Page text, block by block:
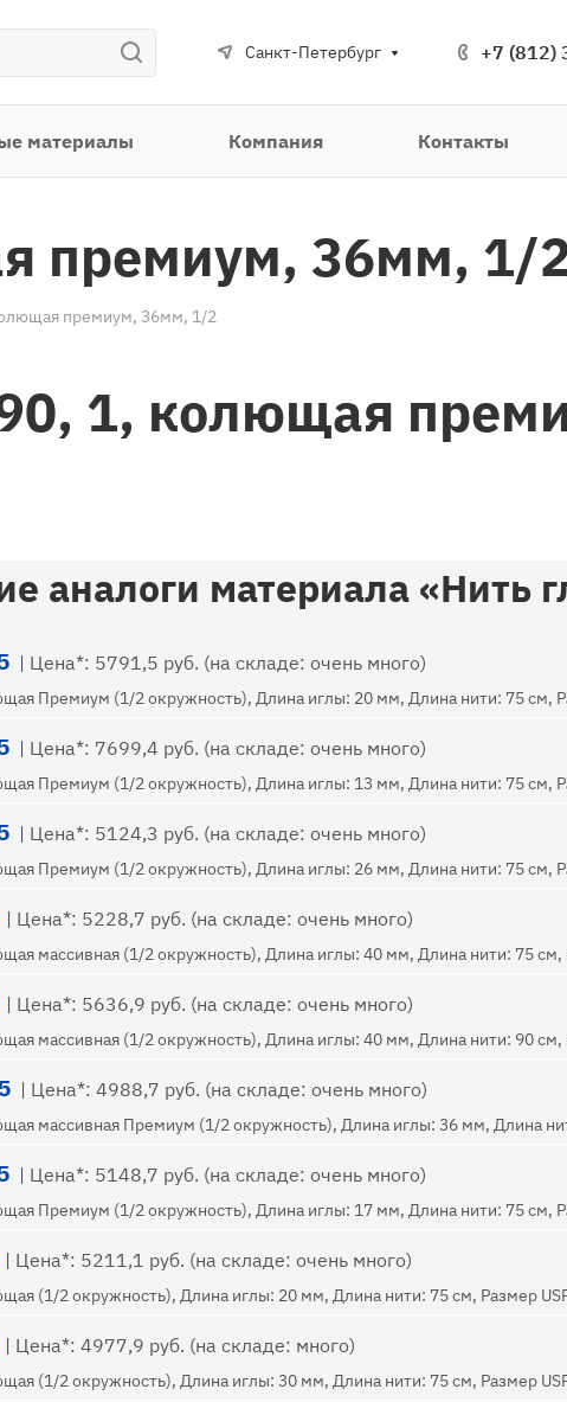
Санкт-Петербург +7 (812)
материалы Компания Контакты
премиум, 36мм, 1/
премиум, 36мм, 1/2
1, колющая
аналоги материала «Нить
| Цена*: 5791,5 руб. (на складе: очень много)
Премиум (1/2 окружность), Длина иглы: 20 мм, Длина нити: 75 см,
| Цена*: 7699,4 руб. (на складе: очень много)
Премиум (1/2 окружность), Длина иглы: 13 мм, Длина нити: 75 см,
| Цена*: 5124,3 руб. (на складе: очень много)
Премиум (1/2 окружность), Длина иглы: 26 мм, Длина нити: 75 см,
| Цена*: 5228,7 руб. (на складе: очень много)
массивная (1/2 окружность), Длина иглы: 40 мм, Длина нити: 75 см,
| Цена*: 5636,9 руб. (на складе: очень много)
массивная (1/2 окружность), Длина иглы: 40 мм, Длина нити: 90 см,
| Цена*: 4988,7 руб. (на складе: очень много)
массивная Премиум (1/2 окружность), Длина иглы: 36 мм, Длина
| Цена*: 5148,7 руб. (на складе: очень много)
Премиум (1/2 окружность), Длина иглы: 17 мм, Длина нити: 75 см,
| Цена*: 5211,1 руб. (на складе: очень много)
(1/2 окружность), Длина иглы: 20 мм, Длина нити: 75 см, Размер
| Цена*: 4977,9 руб. (на складе: много)
(1/2 окружность), Длина иглы: 30 мм, Длина нити: 75 см, Размер